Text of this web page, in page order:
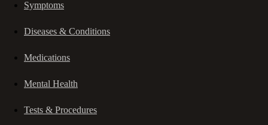
Symptoms
Diseases & Conditions
Medications
Mental Health
Tests & Procedures